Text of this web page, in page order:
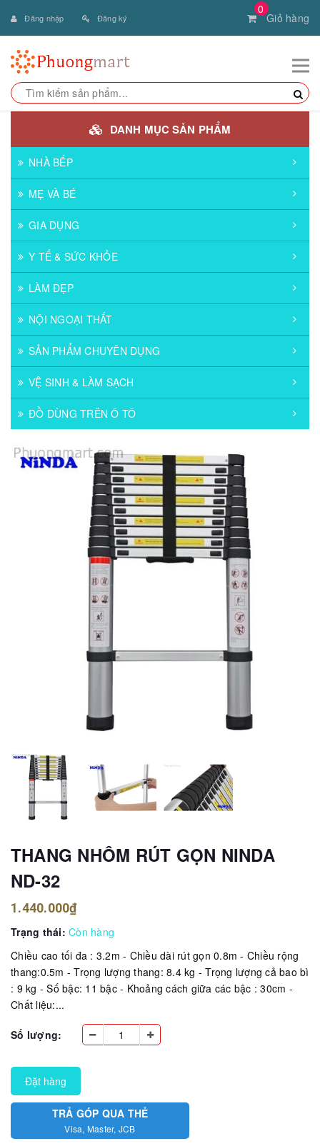
0
Giỏ hàng
Đăng nhập Đăng ký
DANH MỤC SẢN PHẨM
NHÀ BẾP
MẸ VÀ BÉ
GIA DỤNG
Y TẾ & SỨC KHỎE
LÀM ĐẸP
NỘI NGOẠI THẤT
SẢN PHẨM CHUYÊN DỤNG
VỆ SINH & LÀM SẠCH
ĐỒ DÙNG TRÊN Ô TÔ
THANG NHÔM RÚT GỌN NINDA
ND-32
1.440.000₫
Trạng thái: Còn hàng
Chiều cao tối đa : 3.2m - Chiều dài rút gọn 0.8m - Chiều rộng
thang:0.5m - Trọng lượng thang: 8.4 kg - Trọng lượng cả bao bì
: 9 kg - Số bậc: 11 bậc - Khoảng cách giữa các bậc : 30cm -
Chất liệu:...
Số lượng:
Đặt hàng
TRẢ GÓP QUA THẺ
Visa, Master, JCB